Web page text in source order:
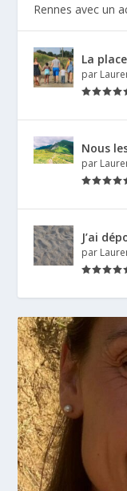
Rennes avec un
La
par
Nous
par
J’ai
par